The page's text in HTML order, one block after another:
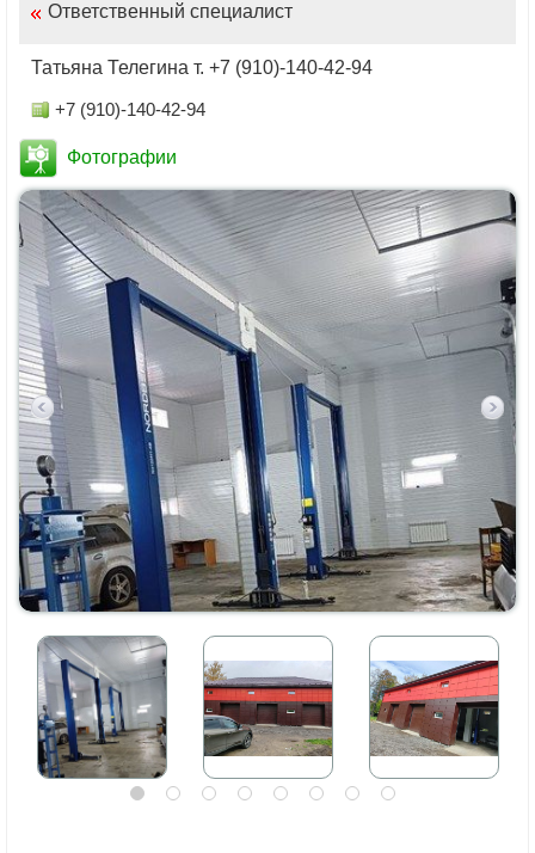
Ответственный специалист
Татьяна Телегина т. +7 (910)-140-42-94
+7 (910)-140-42-94
Фотографии